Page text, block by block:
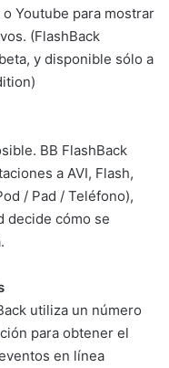
Youtube para mostrar
(FlashBack
y disponible sólo a
BB FlashBack
a AVI, Flash,
/ Pad / Teléfono),
decide cómo se
utiliza un número
para obtener el
en línea